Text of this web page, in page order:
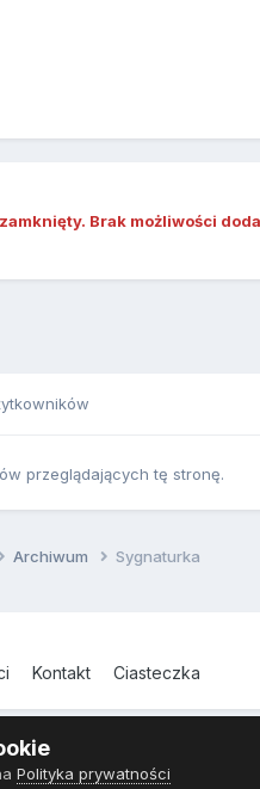
Brak możliwości
przeglądających tę stronę.
Archiwum Sygnaturka
Kontakt Ciasteczka
Polityka prywatności